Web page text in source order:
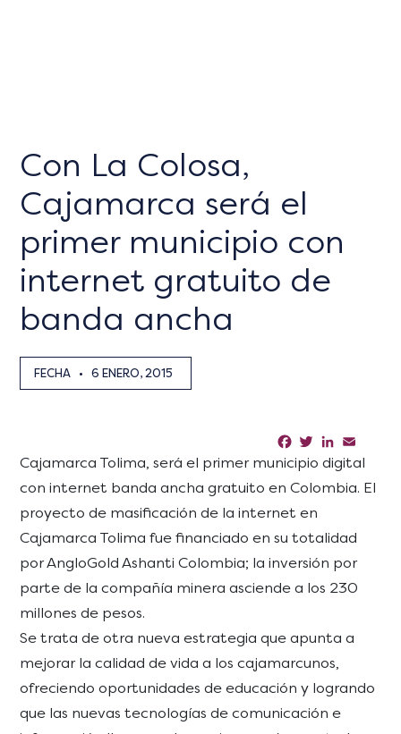
Con La Colosa,
Cajamarca será el
primer municipio con
internet gratuito de
banda ancha
FECHA • 6 ENERO, 2015
Facebook
TwitterLinkedIn
Cajamarca Tolima, será el primer municipio digital
con internet banda ancha gratuito en Colombia. El
proyecto de masificación de la internet en
Cajamarca Tolima fue financiado en su totalidad
por AngloGold Ashanti Colombia; la inversión por
parte de la compañía minera asciende a los 230
millones de pesos.
Se trata de otra nueva estrategia que apunta a
mejorar la calidad de vida a los cajamarcunos,
ofreciendo oportunidades de educación y logrando
que las nuevas tecnologías de comunicación e